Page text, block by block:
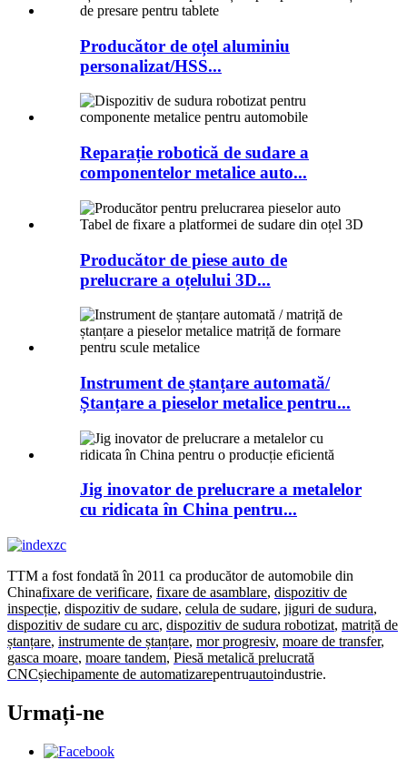
Producător de oțel aluminiu
personalizat/HSS...
Reparație robotică de sudare a
componentelor metalice auto...
Producător de piese auto de
prelucrare a oțelului 3D...
Instrument de ștanțare automată/
Ștanțare a pieselor metalice pentru...
Jig inovator de prelucrare a metalelor
cu ridicata în China pentru...
TTM a fost fondată în 2011 ca producător de automobile din
Chinafixare de verificare, fixare de asamblare, dispozitiv de
inspecție, dispozitiv de sudare, celula de sudare, jiguri de sudura,
dispozitiv de sudare cu arc, dispozitiv de sudura robotizat, matriță de
ștanțare, instrumente de ștanțare, mor progresiv, moare de transfer,
gasca moare, moare tandem, Piesă metalică prelucrată
CNCșiechipamente de automatizarepentruautoindustrie.
Urmați-ne